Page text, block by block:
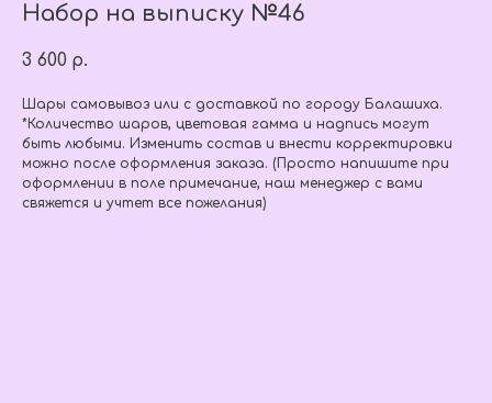
Набор на выписку №46
3 600 р.
Шары самовывоз или с доставкой по городу Балашиха.
*Количество шаров, цветовая гамма и надпись могут
быть любыми. Изменить состав и внести корректировки
можно после оформления заказа. (Просто напишите при
оформлении в поле примечание, наш менеджер с вами
свяжется и учтет все пожелания)